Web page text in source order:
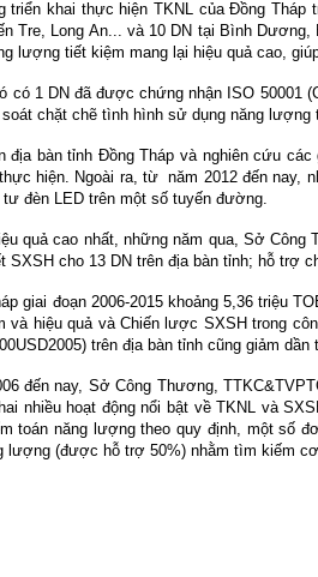
khai thực hiện TKNL của Đồng
Long An... và 10 DN tại Bình
tiết kiệm mang lại hiệu quả cao,
1 DN đã được chứng nhận ISO
chặt chẽ tình hình sử dụng năng lượng
bàn tỉnh Đồng Tháp và nghiên cứu
hiện. Ngoài ra, từ năm 2012 đến nay,
đèn LED trên một số tuyến đường.
quả cao nhất, những năm qua, Sở
cho 13 DN trên địa bàn tỉnh; hỗ trợ
giai đoạn 2006-2015 khoảng 5,36 triệu
hiệu quả và Chiến lược SXSH trong
trên địa bàn tỉnh cũng giảm
nay, Sở Công Thương,
nhiều hoạt động nổi bật về TKNL và
toán năng lượng theo quy định, một số
(được hỗ trợ 50%) nhằm tìm kiếm